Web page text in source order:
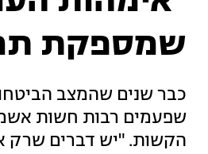
שמספקת
כבר שנים שהמצב
שפעמים רבות חשות
הקשות. "יש דברים שרק